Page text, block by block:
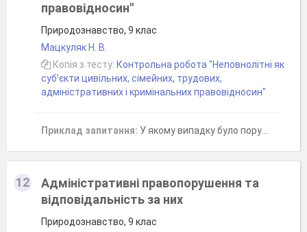
правовідносин"
Природознавство, 9 клас
Мацкуляк Н. В.
Копія з тесту: Контрольна робота "Неповнолітні як
суб’єкти цивільних, сімейних, трудових,
адміністративних і кримінальних правовідносин"
Приклад запитання: У якому випадку було порушено норми трудового права?
12
Адміністративні правопорушення та
відповідальність за них
Природознавство, 9 клас